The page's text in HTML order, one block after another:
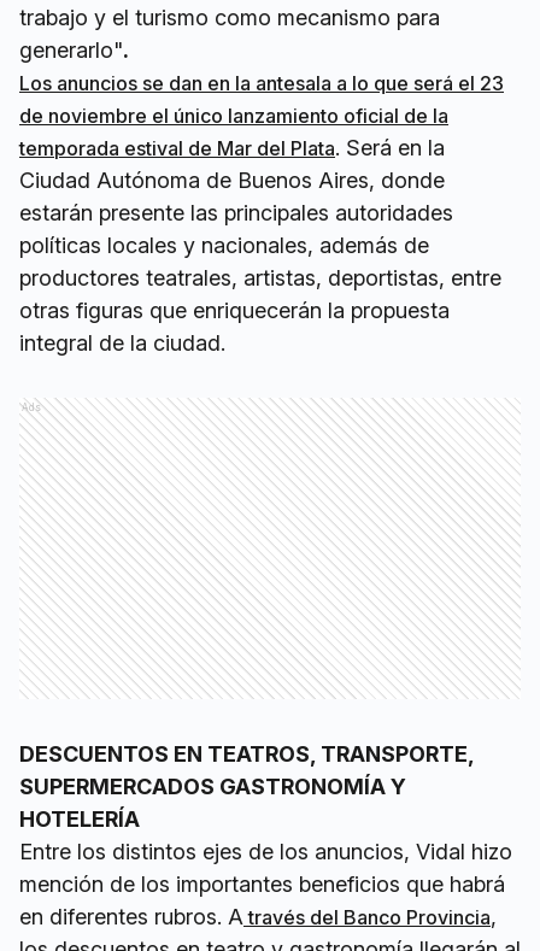
trabajo y el turismo como mecanismo para
generarlo".
Los anuncios se dan en la antesala a lo que será el 23
de noviembre el único lanzamiento oficial de la
temporada estival de Mar del Plata. Será en la
Ciudad Autónoma de Buenos Aires, donde
estarán presente las principales autoridades
políticas locales y nacionales, además de
productores teatrales, artistas, deportistas, entre
otras figuras que enriquecerán la propuesta
integral de la ciudad.
Ads
DESCUENTOS EN TEATROS, TRANSPORTE,
SUPERMERCADOS GASTRONOMÍA Y
HOTELERÍA
Entre los distintos ejes de los anuncios, Vidal hizo
mención de los importantes beneficios que habrá
en diferentes rubros. Através del Banco Provincia,